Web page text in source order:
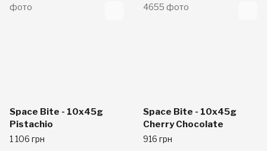
Space Bite - 10x45g
Pistachio
1 106 грн
Space Bite - 10x45g
Cherry Chocolate
916 грн